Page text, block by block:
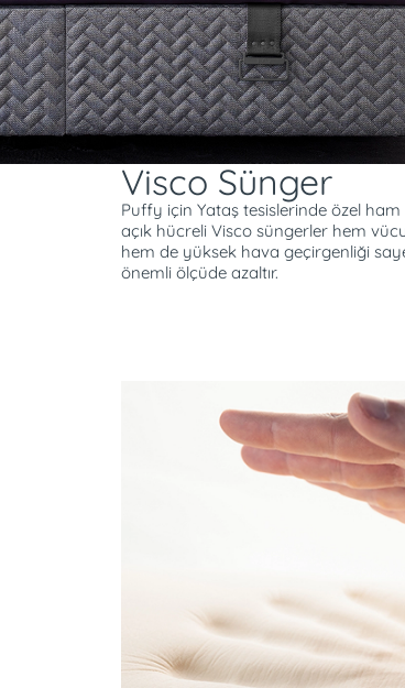
Visco Sünger
Puffy için Yataş tesislerinde özel
açık hücreli Visco süngerler hem
hem de yüksek hava geçirgenliği
önemli ölçüde azaltır.